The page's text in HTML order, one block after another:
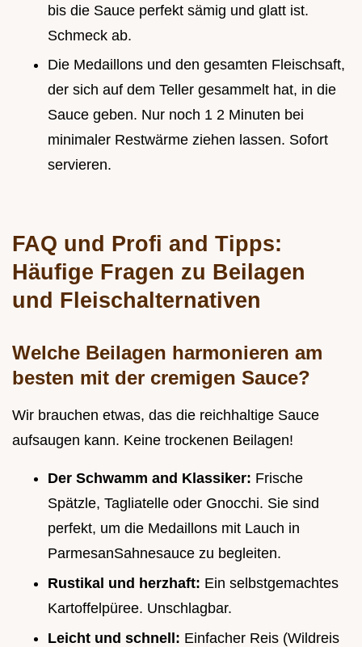
bis die Sauce perfekt sämig und glatt ist.
Schmeck ab.
Die Medaillons und den gesamten Fleischsaft,
der sich auf dem Teller gesammelt hat, in die
Sauce geben. Nur noch 1 2 Minuten bei
minimaler Restwärme ziehen lassen. Sofort
servieren.
FAQ und Profi and Tipps:
Häufige Fragen zu Beilagen
und Fleischalternativen
Welche Beilagen harmonieren am
besten mit der cremigen Sauce?
Wir brauchen etwas, das die reichhaltige Sauce
aufsaugen kann. Keine trockenen Beilagen!
Der Schwamm and Klassiker: Frische
Spätzle, Tagliatelle oder Gnocchi. Sie sind
perfekt, um die Medaillons mit Lauch in
ParmesanSahnesauce zu begleiten.
Rustikal und herzhaft: Ein selbstgemachtes
Kartoffelpüree. Unschlagbar.
Leicht und schnell: Einfacher Reis (Wildreis